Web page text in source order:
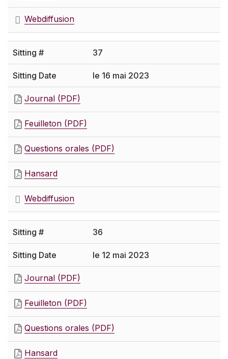
Webdiffusion
37
le 16 mai 2023
Journal (PDF)
Feuilleton (PDF)
Questions orales (PDF)
Hansard
Webdiffusion
36
le 12 mai 2023
Journal (PDF)
Feuilleton (PDF)
Questions orales (PDF)
Hansard